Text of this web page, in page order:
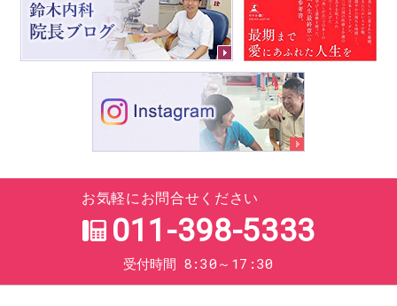
お気軽にお問合せください
011-398-5333
受付時間 8:30～17:30